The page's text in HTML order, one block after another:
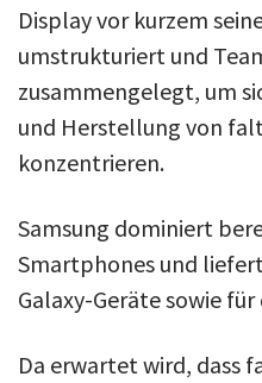
Display vor kurzem
umstrukturiert und
zusammengelegt, um
und Herstellung von
konzentrieren.
Samsung dominiert
Smartphones und
Galaxy-Geräte sowie
Da erwartet wird, dass